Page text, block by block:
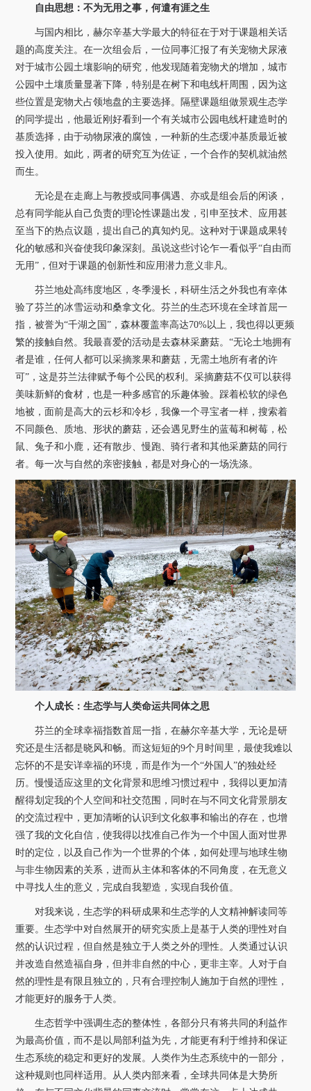
自由思想：不为无用之事，何遣有涯之生
与国内相比，赫尔辛基大学最大的特征在于对于课题相关话
题的高度关注。在一次组会后，一位同事汇报了有关宠物犬尿液
对于城市公园土壤影响的研究，他发现随着宠物犬的增加，城市
公园中土壤质量显著下降，特别是在树下和电线杆周围，因为这
些位置是宠物犬占领地盘的主要选择。隔壁课题组做景观生态学
的同学提出，他最近刚好看到一个有关城市公园电线杆建造时的
基质选择，由于动物尿液的腐蚀，一种新的生态缓冲基质最近被
投入使用。如此，两者的研究互为佐证，一个合作的契机就油然
而生。
无论是在走廊上与教授或同事偶遇、亦或是组会后的闲谈，
总有同学能从自己负责的理论性课题出发，引申至技术、应用甚
至当下的热点议题，提出自己的真知灼见。这种对于课题成果转
化的敏感和兴奋使我印象深刻。虽说这些讨论乍一看似乎“自由而
无用”，但对于课题的创新性和应用潜力意义非凡。
芬兰地处高纬度地区，冬季漫长，科研生活之外我也有幸体
验了芬兰的冰雪运动和桑拿文化。芬兰的生态环境在全球首屈一
指，被誉为“千湖之国”，森林覆盖率高达70%以上，我也得以更频
繁的接触自然。我最喜爱的活动是去森林采蘑菇。“无论土地拥有
者是谁，任何人都可以采摘浆果和蘑菇，无需土地所有者的许
可”，这是芬兰法律赋予每个公民的权利。采摘蘑菇不仅可以获得
美味新鲜的食材，也是一种多感官的乐趣体验。踩着松软的绿色
地被，面前是高大的云杉和冷杉，我像一个寻宝者一样，搜索着
不同颜色、质地、形状的蘑菇，还会遇见野生的蓝莓和树莓，松
鼠、兔子和小鹿，还有散步、慢跑、骑行者和其他采蘑菇的同行
者。每一次与自然的亲密接触，都是对身心的一场洗涤。
个人成长：生态学与人类命运共同体之思
芬兰的全球幸福指数首屈一指，在赫尔辛基大学，无论是研
究还是生活都是晓风和畅。而这短短的9个月时间里，最使我难以
忘怀的不是安详幸福的环境，而是作为一个“外国人”的独处经
历。慢慢适应这里的文化背景和思维习惯过程中，我得以更加清
醒得划定我的个人空间和社交范围，同时在与不同文化背景朋友
的交流过程中，更加清晰的认识到文化叙事和输出的存在，也增
强了我的文化自信，使我得以找准自己作为一个中国人面对世界
时的定位，以及自己作为一个世界的个体，如何处理与地球生物
与非生物因素的关系，进而从主体和客体的不同角度，在无意义
中寻找人生的意义，完成自我塑造，实现自我价值。
对我来说，生态学的科研成果和生态学的人文精神解读同等
重要。生态学中对自然展开的研究实质上是基于人类的理性对自
然的认识过程，但自然是独立于人类之外的理性。人类通过认识
并改造自然造福自身，但并非自然的中心，更非主宰。人对于自
然的理性是有限且独立的，只有合理控制人施加于自然的理性，
才能更好的服务于人类。
生态哲学中强调生态的整体性，各部分只有将共同的利益作
为最高价值，而不是以局部利益为先，才能更有利于维持和保证
生态系统的稳定和更好的发展。人类作为生态系统中的一部分，
这种规则也同样适用。从人类内部来看，全球共同体是大势所